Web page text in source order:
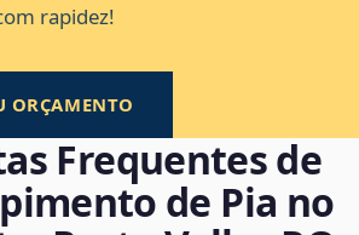
rapidez!
ORÇAMENTO
Frequentes de
de Pia no